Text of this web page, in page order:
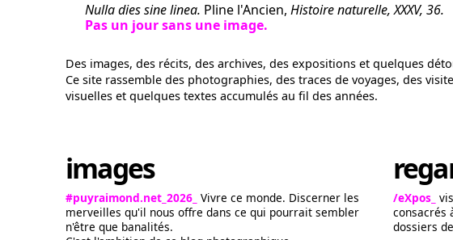
Nulla dies sine linea. Pline l'Ancien, Histoire naturelle, XXXV, 36.
Pas un jour sans une image.
Des images, des récits, des archives, des expositions et quelques
Ce site rassemble des photographies, des traces de voyages, des
visuelles et quelques textes accumulés au fil des années.
images
#puyraimond.net_2026_ Vivre ce monde. Discerner les
merveilles qu'il nous offre dans ce qui pourrait sembler
n'être que banalités.
/eXpos_
consacrés
dossiers